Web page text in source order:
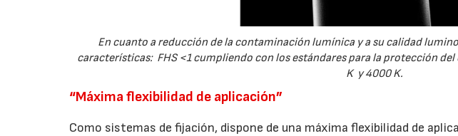
En cuanto a reducción de la contaminación lumínica y a su calidad
características: FHS <1 cumpliendo con los estándares para la protección
K y 4000 K.
“Máxima flexibilidad de aplicación”
Como sistemas de fijación, dispone de una máxima flexibilidad de